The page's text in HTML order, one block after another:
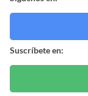
Suscríbete en: